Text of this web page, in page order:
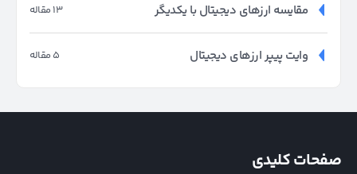
13 مقاله مقایسه ارزهای دیجیتال با یکدیگر
5 مقاله وایت پیپر ارزهای دیجیتال
صفحات کلیدی